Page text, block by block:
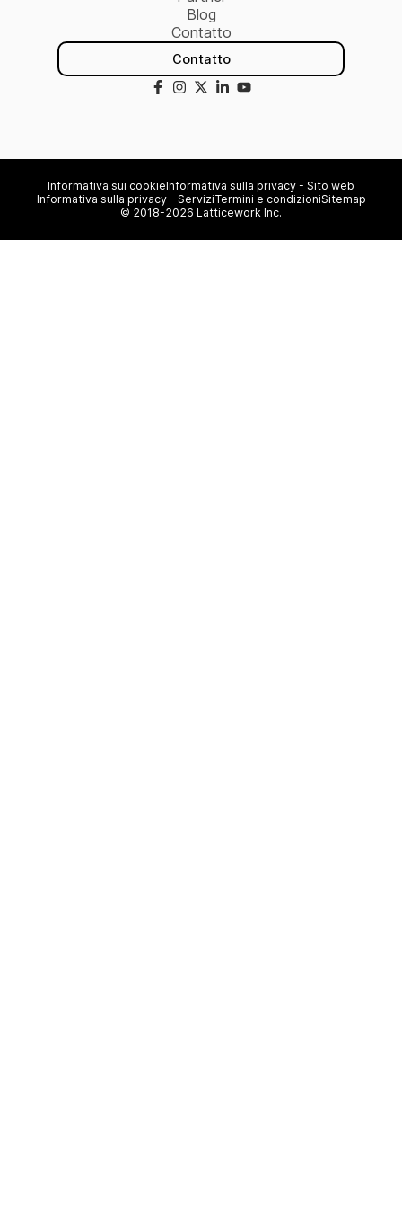
Blog
Contatto
Contatto
Informativa sui cookieInformativa sulla privacy - Sito web
Informativa sulla privacy - ServiziTermini e condizioniSitemap
© 2018-2026 Latticework Inc.